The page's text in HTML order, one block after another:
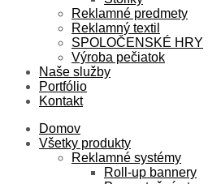
Reklamné predmety
Reklamný textil
SPOLOČENSKÉ HRY
Výroba pečiatok
Naše služby
Portfólio
Kontakt
Domov
Všetky produkty
Reklamné systémy
Roll-up bannery